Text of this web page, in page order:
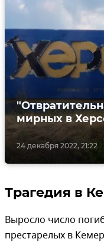
24 декабря 2022, 21:22
мирных в
Трагедия в
Выросло число
престарелых в